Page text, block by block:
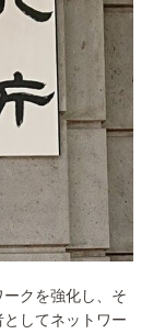
クを強化し、そ
してネットワー